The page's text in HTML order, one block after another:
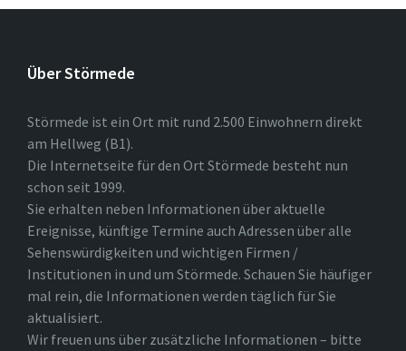
Über Störmede
Störmede ist ein Ort mit rund 2.500 Einwohnern direkt
am Hellweg (B1).
Die Internetseite für den Ort Störmede besteht nun
schon seit 1999.
Sie erhalten neben Informationen über aktuelle
Ereignisse, künftige Termine auch Adressen über alle
Sehenswürdigkeiten und wichtigen Firmen /
Institutionen in und um Störmede. Schauen Sie häufiger
mal rein, die Informationen werden täglich für Sie
aktualisiert.
Wir freuen uns über zusätzliche Informationen – bitte